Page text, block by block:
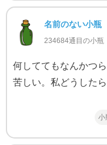
名前のない小瓶
234684通目の小瓶
何しててもなんかつ
苦しい。私どうした
小